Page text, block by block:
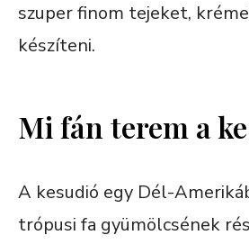
szuper finom tejeket,
készíteni.
Mi fán terem a
A kesudió egy Dél-
trópusi fa gyümölcsének